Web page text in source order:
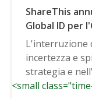
ShareThis
Global ID per
L'interruzione
incertezza e
strategia e
attivi...
<small